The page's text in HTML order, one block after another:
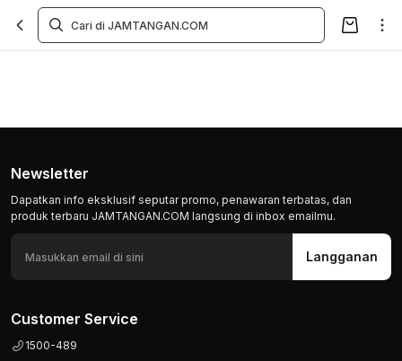
Newsletter
Dapatkan info eksklusif seputar promo, penawaran terbatas, dan
produk terbaru JAMTANGAN.COM langsung di inbox emailmu.
Langganan
Customer Service
1500-489